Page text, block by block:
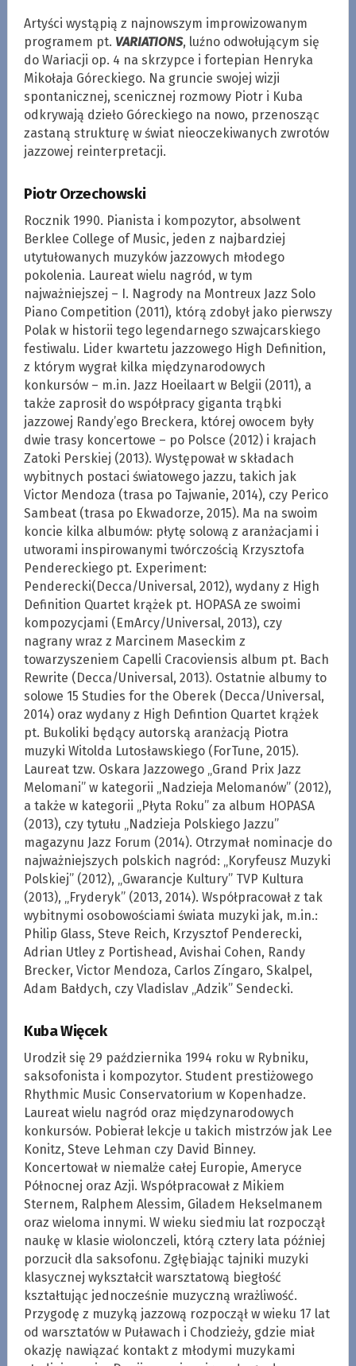
Artyści wystąpią z najnowszym improwizowanym
programem pt. VARIATIONS, luźno odwołującym się
do Wariacji op. 4 na skrzypce i fortepian Henryka
Mikołaja Góreckiego. Na gruncie swojej wizji
spontanicznej, scenicznej rozmowy Piotr i Kuba
odkrywają dzieło Góreckiego na nowo, przenosząc
zastaną strukturę w świat nieoczekiwanych zwrotów
jazzowej reinterpretacji.
Piotr Orzechowski
Rocznik 1990. Pianista i kompozytor, absolwent
Berklee College of Music, jeden z najbardziej
utytułowanych muzyków jazzowych młodego
pokolenia. Laureat wielu nagród, w tym
najważniejszej – I. Nagrody na Montreux Jazz Solo
Piano Competition (2011), którą zdobył jako pierwszy
Polak w historii tego legendarnego szwajcarskiego
festiwalu. Lider kwartetu jazzowego High Definition,
z którym wygrał kilka międzynarodowych
konkursów – m.in. Jazz Hoeilaart w Belgii (2011), a
także zaprosił do współpracy giganta trąbki
jazzowej Randy’ego Breckera, której owocem były
dwie trasy koncertowe – po Polsce (2012) i krajach
Zatoki Perskiej (2013). Występował w składach
wybitnych postaci światowego jazzu, takich jak
Victor Mendoza (trasa po Tajwanie, 2014), czy Perico
Sambeat (trasa po Ekwadorze, 2015). Ma na swoim
koncie kilka albumów: płytę solową z aranżacjami i
utworami inspirowanymi twórczością Krzysztofa
Pendereckiego pt. Experiment:
Penderecki(Decca/Universal, 2012), wydany z High
Definition Quartet krążek pt. HOPASA ze swoimi
kompozycjami (EmArcy/Universal, 2013), czy
nagrany wraz z Marcinem Maseckim z
towarzyszeniem Capelli Cracoviensis album pt. Bach
Rewrite (Decca/Universal, 2013). Ostatnie albumy to
solowe 15 Studies for the Oberek (Decca/Universal,
2014) oraz wydany z High Defintion Quartet krążek
pt. Bukoliki będący autorską aranżacją Piotra
muzyki Witolda Lutosławskiego (ForTune, 2015).
Laureat tzw. Oskara Jazzowego „Grand Prix Jazz
Melomani” w kategorii „Nadzieja Melomanów” (2012),
a także w kategorii „Płyta Roku” za album HOPASA
(2013), czy tytułu „Nadzieja Polskiego Jazzu”
magazynu Jazz Forum (2014). Otrzymał nominacje do
najważniejszych polskich nagród: „Koryfeusz Muzyki
Polskiej” (2012), „Gwarancje Kultury” TVP Kultura
(2013), „Fryderyk” (2013, 2014). Współpracował z tak
wybitnymi osobowościami świata muzyki jak, m.in.:
Philip Glass, Steve Reich, Krzysztof Penderecki,
Adrian Utley z Portishead, Avishai Cohen, Randy
Brecker, Victor Mendoza, Carlos Zíngaro, Skalpel,
Adam Bałdych, czy Vladislav „Adzik” Sendecki.
Kuba Więcek
Urodził się 29 października 1994 roku w Rybniku,
saksofonista i kompozytor. Student prestiżowego
Rhythmic Music Conservatorium w Kopenhadze.
Laureat wielu nagród oraz międzynarodowych
konkursów. Pobierał lekcje u takich mistrzów jak Lee
Konitz, Steve Lehman czy David Binney.
Koncertował w niemalże całej Europie, Ameryce
Północnej oraz Azji. Współpracował z Mikiem
Sternem, Ralphem Alessim, Giladem Hekselmanem
oraz wieloma innymi. W wieku siedmiu lat rozpoczął
naukę w klasie wiolonczeli, którą cztery lata później
porzucił dla saksofonu. Zgłębiając tajniki muzyki
klasycznej wykształcił warsztatową biegłość
kształtując jednocześnie muzyczną wrażliwość.
Przygodę z muzyką jazzową rozpoczął w wieku 17 lat
od warsztatów w Puławach i Chodzieży, gdzie miał
okazję nawiązać kontakt z młodymi muzykami